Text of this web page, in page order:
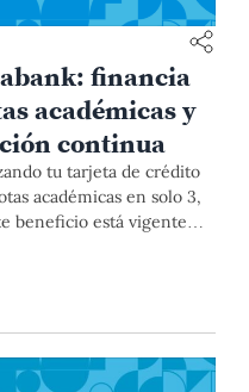
financia
académicas y
continua
tu tarjeta de crédito
académicas en solo 3,
beneficio está vigente
aplica para pagos de